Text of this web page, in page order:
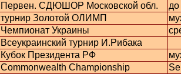
Первен. СДЮШОР Московской обл.
турнир Золотой ОЛИМП
Чемпионат Украины
Всеукраинский турнир И.Рибака
Кубок Президента РФ
Commonwealth Championship